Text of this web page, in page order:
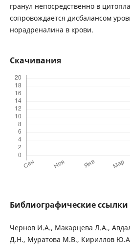
гранул непосредственно в
сопровождается дисбалансом
норадреналина в крови.
Скачивания
Библиографические ссылки
Чернов И.А., Макарцева Л.А.,
Д.Н., Муратова М.В., Кириллов